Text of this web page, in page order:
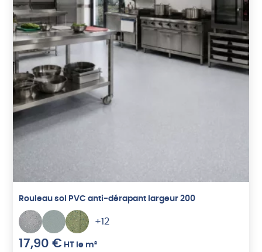
Rouleau sol PVC anti-dérapant largeur 200
+12
17,90€ HT le m²